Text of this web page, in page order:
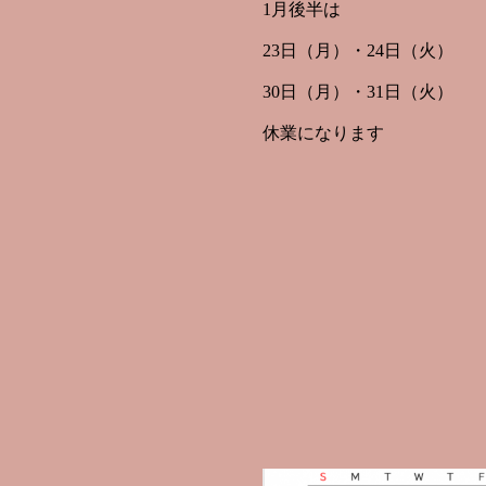
1月後半は
23日（月）・24日（火）
30日（月）・31日（火）
休業になります